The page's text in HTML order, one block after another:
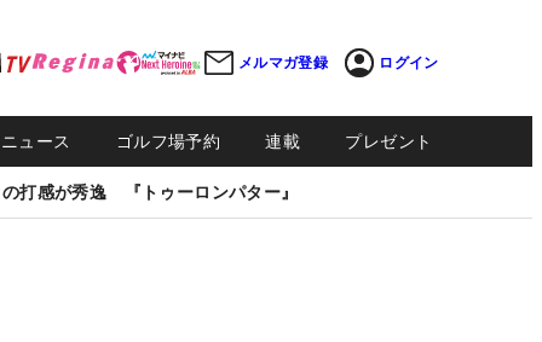
メルマガ登録 ログイン
ュース ゴルフ場予約 連載 プレゼント
打感が秀逸 『トゥーロンパター』